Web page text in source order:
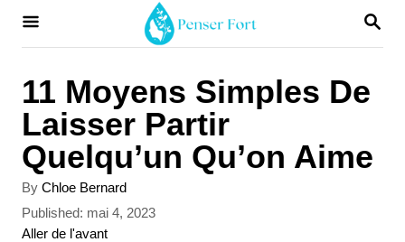
S
C
11 Moyens Simples De
Laisser Partir
Quelqu’un Qu’on Aime
By A
u
t
Chloe Bernard
P
o
Published: mai 4, 2023
C
Aller de l'avant